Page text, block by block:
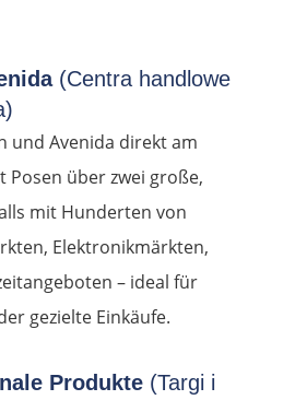
(Centra handlowe
und Avenida direkt am
über zwei große,
mit Hunderten von
Elektronikmärkten,
– ideal für
gezielte Einkäufe.
Produkte (Targi i